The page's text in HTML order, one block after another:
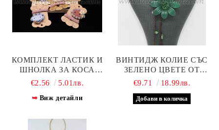
КОМПЛЕКТ ЛАСТИК И
ШНОЛКА ЗА КОСА
СЛЪНЦЕ
€2.56 5.01лв.
Виж детайли
ВИНТИДЖ КОЛИЕ СЪС
ЗЕЛЕНО ЦВЕТЕ ОТ
ЕСТЕСТВЕНА КОЖА
€9.71 18.99лв.